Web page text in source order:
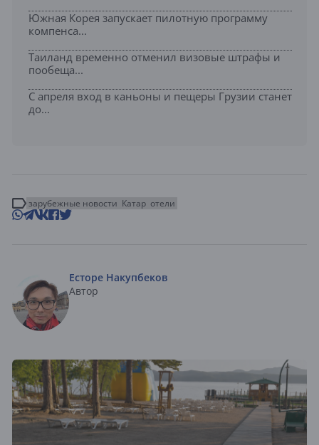
Южная Корея запускает пилотную программу
компенса...
Таиланд временно отменил визовые штрафы и
пообеща...
С апреля вход в каньоны и пещеры Грузии станет
до...
зарубежные новости Катар отели
Есторе Накупбеков
Автор